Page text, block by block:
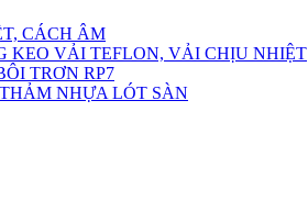
CÁCH ÂM
KEO VẢI TEFLON, VẢI CHỊU NHIỆT
TRƠN RP7
NHỰA LÓT SÀN